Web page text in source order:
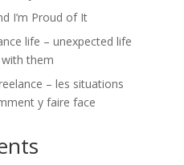
I’m Proud of It
life – unexpected life
them
– les situations
y faire face